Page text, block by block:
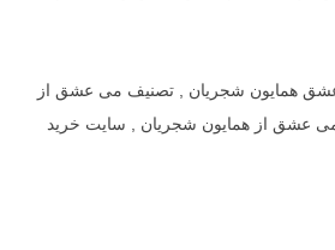
عشق همایون شجریان , تصنیف می عشق از
عشق از همایون شجریان , سایت خرید